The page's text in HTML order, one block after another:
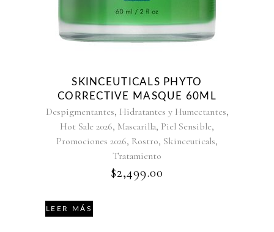
SKINCEUTICALS PHYTO
CORRECTIVE MASQUE 60ML
Despigmentantes, Hidratantes y Humectantes,
Hot Sale 2026, Mascarilla, Piel Sensible,
Promociones 2026, Rostro, Skinceuticals,
Tratamiento
$2,499.00
LEER MÁS